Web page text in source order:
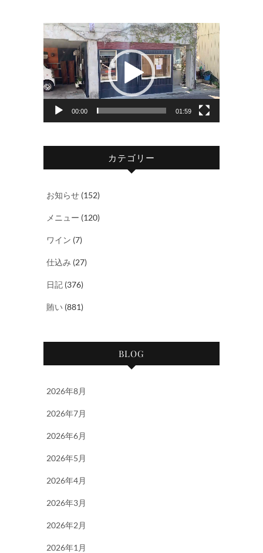
動
画
プ
レ
ー
00:00 01:59
カテゴリー
お知らせ (152)
メニュー (120)
ワイン (7)
仕込み (27)
日記 (376)
賄い (881)
BLOG
2026年8月
2026年7月
2026年6月
2026年5月
2026年4月
2026年3月
2026年2月
2026年1月